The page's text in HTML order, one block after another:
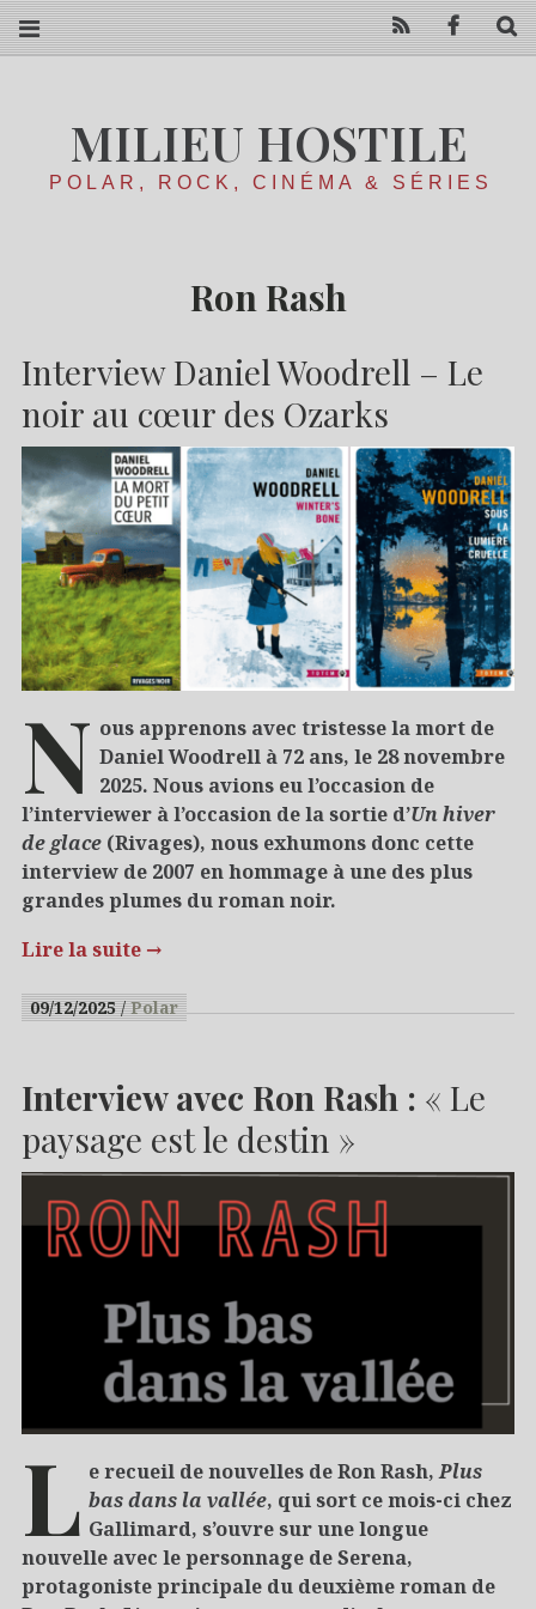
MILIEU HOSTILE
POLAR, ROCK, CINÉMA & SÉRIES
Ron Rash
Interview Daniel Woodrell – Le
noir au cœur des Ozarks
N ous apprenons avec tristesse la mort de
Daniel Woodrell à 72 ans, le 28 novembre
2025. Nous avions eu l’occasion de
l’interviewer à l’occasion de la sortie d’Un hiver
de glace (Rivages), nous exhumons donc cette
interview de 2007 en hommage à une des plus
grandes plumes du roman noir.
Lire la suite →
09/12/2025 Polar
Interview avec Ron Rash : « Le
paysage est le destin »
L e recueil de nouvelles de Ron Rash, Plus
bas dans la vallée, qui sort ce mois-ci chez
Gallimard, s’ouvre sur une longue
nouvelle avec le personnage de Serena,
protagoniste principale du deuxième roman de
RSS